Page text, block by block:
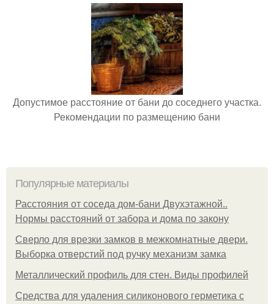
Допустимое расстояние от бани до соседнего участка.
Рекомендации по размещению бани
Популярные материалы
Расстояния от соседа дом-бани Двухэтажной..
Нормы расстояний от забора и дома по закону
Сверло для врезки замков в межкомнатные двери.
Выборка отверстий под ручку механизм замка
Металлический профиль для стен. Виды профилей
Средства для удаления силиконового герметика с